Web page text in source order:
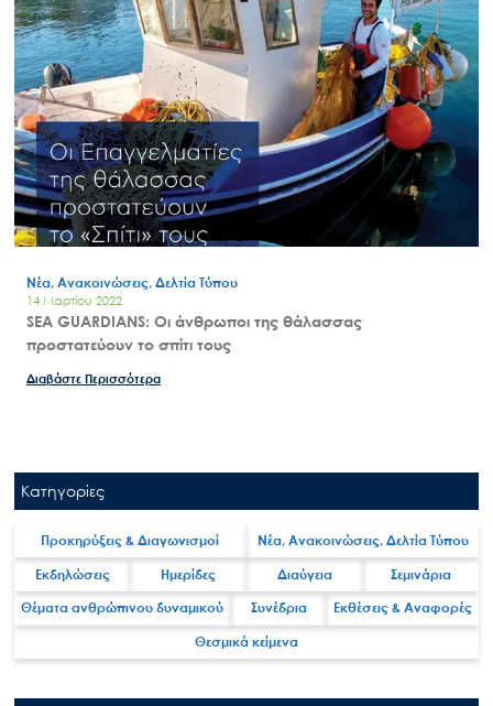
for:
Νέα – Δημοσιότητα
Άξονες δράσης
Μ.Δ.Π.Π.
Έργα
Νέα, Ανακοινώσεις, Δελτία Τύπου
14 Μαρτίου 2022
SEA GUARDIANS: Οι άνθρωποι της θάλασσας
προστατεύουν το σπίτι τους
Διαβάστε Περισσότερα
Κατηγορίες
Προκηρύξεις & Διαγωνισμοί Νέα, Ανακοινώσεις, Δελτία Τύπου
Εκδηλώσεις Ημερίδες Διαύγεια Σεμινάρια
Θέματα ανθρώπινου δυναμικού Συνέδρια Εκθέσεις & Αναφορές
Θεσμικά κείμενα